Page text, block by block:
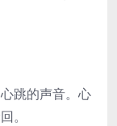
跳的声音。心
。